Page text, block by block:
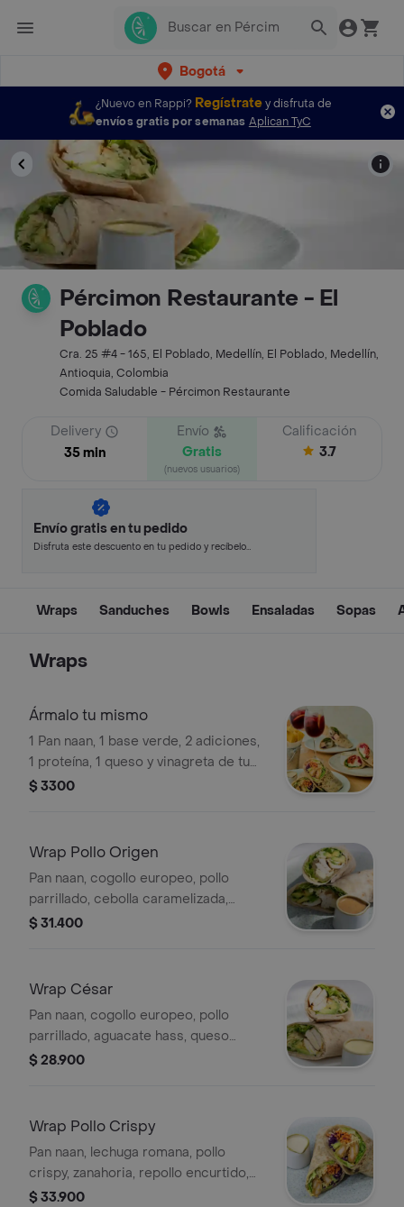
Bogotá
¿Nuevo en Rappi? Regístratey disfruta de
envíos gratis por semanas Aplican TyC
Pércimon Restaurante - El
Poblado
Cra. 25 #4 - 165, El Poblado, Medellín, El Poblado, Medellín,
Antioquia, Colombia
Comida Saludable - Pércimon Restaurante
Delivery
35 min
Envío
Gratis
(nuevos usuarios)
Calificación
3.7
Envío gratis en tu pedido
Disfruta este descuento en tu pedido y recíbelo
Wraps Sanduches Bowls Ensaladas Sopas
Wraps
Ármalo tu mismo
1 Pan naan, 1 base verde, 2 adiciones,
1 proteína, 1 queso y vinagreta de tu
elección.
$ 3300
Wrap Pollo Origen
Pan naan, cogollo europeo, pollo
parrillado, cebolla caramelizada,
aguacate hass, queso mozzarella y
$ 31.400
Wrap César
Pan naan, cogollo europeo, pollo
parrillado, aguacate hass, queso
parmesano y vinagreta césar.
$ 28.900
Wrap Pollo Crispy
Pan naan, lechuga romana, pollo
crispy, zanahoria, repollo encurtido,
aguacate hass, queso parmesano y
$ 33.900